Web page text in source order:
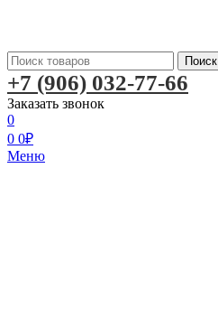
Поиск
+7 (906) 032-77-66
Заказать звонок
0
0 0₽
Меню